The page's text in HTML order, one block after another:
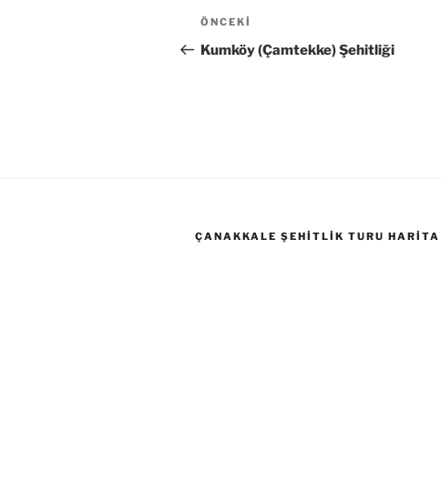
Yazı
gezinmesi
Önceki
Yazı
ÖNCEKI
Kumköy (Çamtekke) Şehitliği
ÇANAKKALE ŞEHITLIK TURU HARITA